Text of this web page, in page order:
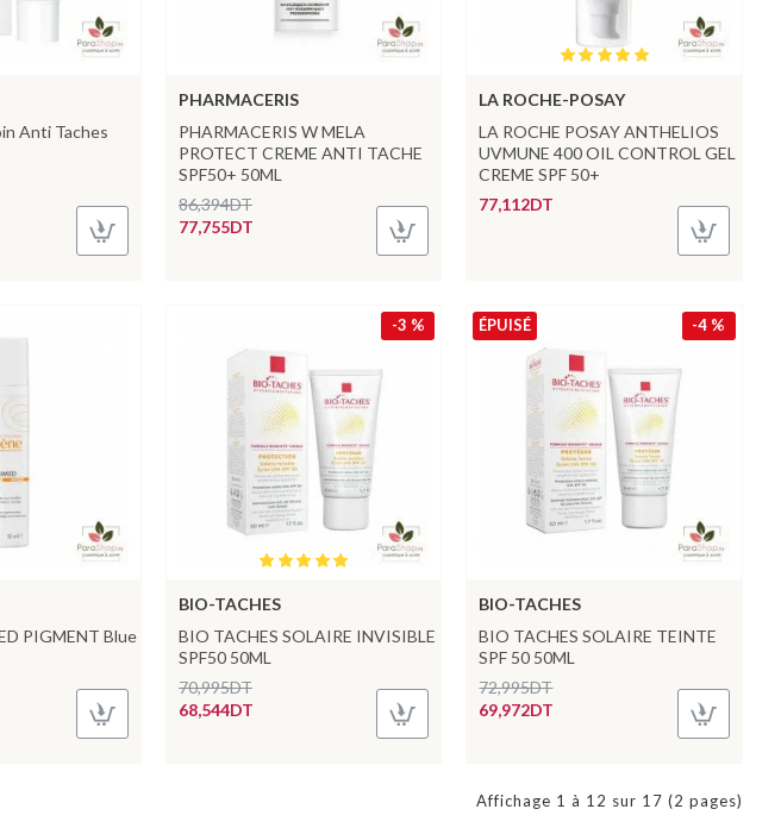
Anti Taches
PHARMACERIS
PHARMACERIS W MELA
PROTECT CREME ANTI TACHE
SPF50+ 50ML
77,755DT
86,394DT
LA ROCHE-POSAY
LA ROCHE POSAY ANTHELIOS
UVMUNE 400 OIL CONTROL GEL
CREME SPF 50+
77,112DT
PIGMENT Blue
-3 %
BIO-TACHES
BIO TACHES SOLAIRE INVISIBLE
SPF50 50ML
68,544DT
70,995DT
-4 %
ÉPUISÉ
BIO-TACHES
BIO TACHES SOLAIRE TEINTE
SPF 50 50ML
69,972DT
72,995DT
Affichage 1 à 12 sur 17 (2 pages)